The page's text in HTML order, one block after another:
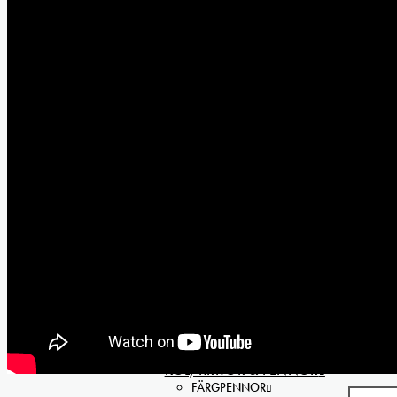
OMSPÄNNIG av screenram
SCREENKURSER
KOL, KRITOR & PENNOR
FÄRGPENNOR